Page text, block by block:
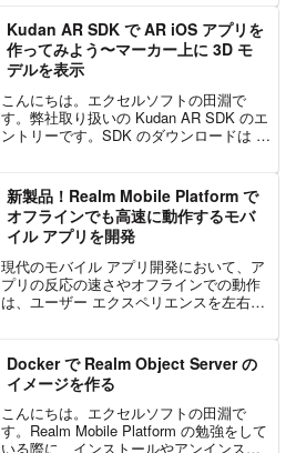
Kudan AR SDK で AR iOS アプリを
作ってみよう〜マーカー上に 3D モ
デルを表示
こんにちは。エクセルソフトの田淵で
す。弊社取り扱いの Kudan AR SDK のエ
ントリーです。SDK のダウンロードは こ
でご利用いただけます。企業の方は有
料...
新製品！Realm Mobile Platform で
オフラインでも高速に動作するモバ
イル アプリを開発
現代のモバイル アプリ開発において、ア
プリの反応の速さやオフラインでの動作
は、ユーザー エクスペリエンスを左右す
ユーザーに届けるということを目標に
日々開発を進めています...
Docker で Realm Object Server の
イメージを作る
こんにちは。エクセルソフトの田淵で
す。Realm Mobile Platform の勉強をして
いる際に、インストールやアンインスト